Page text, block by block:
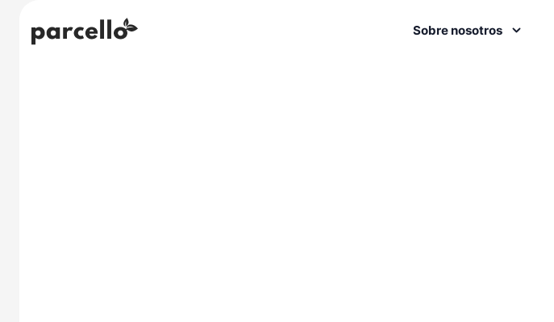
Sobre nosotros